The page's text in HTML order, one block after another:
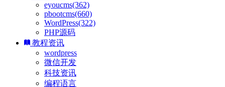
eyoucms(362)
pbootcms(660)
WordPress(322)
PHP源码
教程资讯
wordpress
微信开发
科技资讯
编程语言